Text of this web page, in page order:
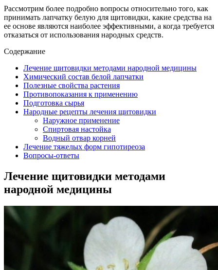
Рассмотрим более подробно вопросы относительно того, как
принимать лапчатку белую для щитовидки, какие средства на
ее основе являются наиболее эффективными, а когда требуется
отказаться от использования народных средств.
Содержание
Лечение щитовидки методами народной медицины
Химический состав белой лапчатки
Полезные свойства растения
Противопоказания к применению
Подготовка сырья
Народные рецепты лечения щитовидки
Наружное применение
Спиртовая настойка
Водный отвар корней
Лечение тяжелых форм гипотиреоза
Вопросы-ответы
Лечение щитовидки методами
народной медицины